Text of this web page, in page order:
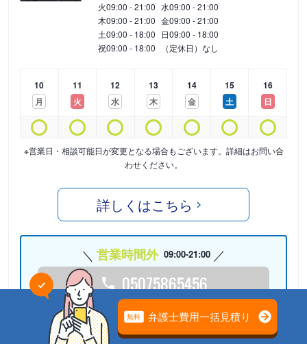
火09:00 - 21:00 水09:00 - 21:00
木09:00 - 21:00 金09:00 - 21:00
土09:00 - 18:00 日09:00 - 18:00
祝09:00 - 18:00 （定休日）なし
10
月
11
火
12
水
13
木
14
金
15
土
16
日
※営業日・相談可能日が変更となる場合もございます。詳細はお問い合
わせください。
詳しくはこちら
営業時間外 09:00-21:00
05075865456
24時間受付中